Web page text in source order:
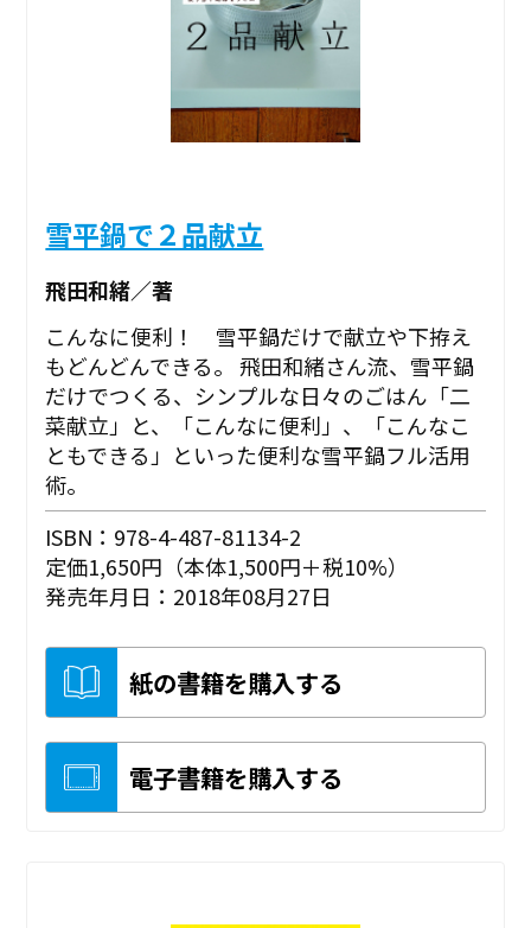
雪平鍋で２品献立
飛田和緒／著
こんなに便利！ 雪平鍋だけで献立や下拵え
もどんどんできる。 飛田和緒さん流、雪平鍋
だけでつくる、シンプルな日々のごはん「二
菜献立」と、「こんなに便利」、「こんなこ
ともできる」といった便利な雪平鍋フル活用
術。
ISBN：978-4-487-81134-2
定価1,650円（本体1,500円＋税10%）
発売年月日：2018年08月27日
紙の書籍を購入する
電子書籍を購入する